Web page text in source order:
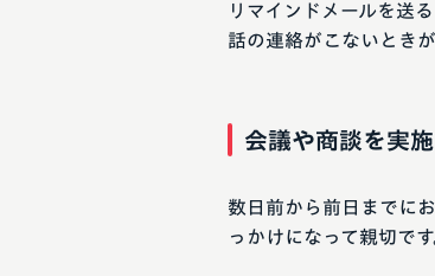
リマインドメールを送
話の連絡がこないときが
会議や商談を実
数日前から前日までに
っかけになって親切です